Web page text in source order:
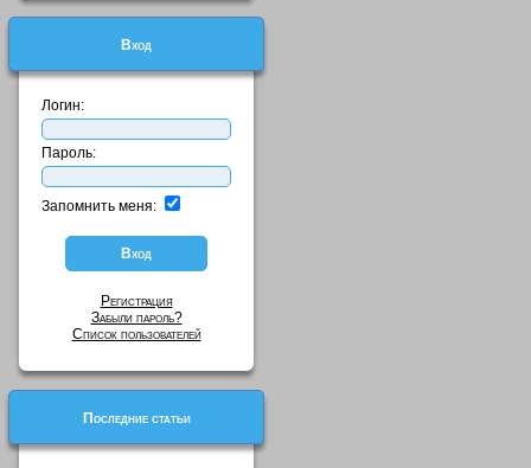
Вход
Логин:
Пароль:
Запомнить меня:
Регистрация
Забыли пароль?
Список пользователей
Последние статьи